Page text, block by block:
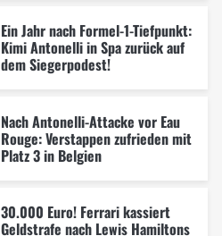
Ein Jahr nach Formel-1-Tiefpunkt:
Kimi Antonelli in Spa zurück auf
dem Siegerpodest!
Nach Antonelli-Attacke vor Eau
Rouge: Verstappen zufrieden mit
Platz 3 in Belgien
30.000 Euro! Ferrari kassiert
Geldstrafe nach Lewis Hamiltons